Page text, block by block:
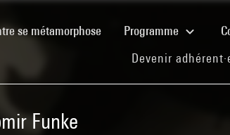
se métamorphose(current)Programme
Devenir
Funke